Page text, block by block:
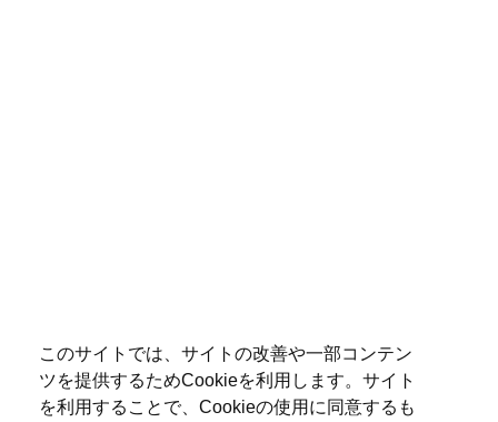
このサイトでは、サイトの改善や一部コンテン
ツを提供するためCookieを利用します。サイト
を利用することで、Cookieの使用に同意するも